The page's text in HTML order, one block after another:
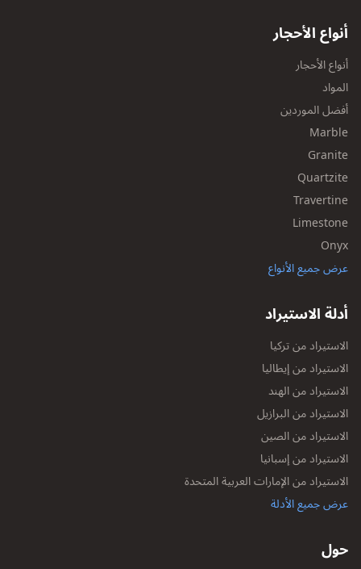
أنواع الأحجار
أنواع الأحجار
المواد
أفضل الموردين
Marble
Granite
Quartzite
Travertine
Limestone
Onyx
عرض جميع الأنواع
أدلة الاستيراد
الاستيراد من تركيا
الاستيراد من إيطاليا
الاستيراد من الهند
الاستيراد من البرازيل
الاستيراد من الصين
الاستيراد من إسبانيا
الاستيراد من الإمارات العربية المتحدة
عرض جميع الأدلة
حول